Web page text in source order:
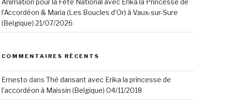
l’Accordéon & Maria (Les Boucles d’Or) à Vaux-sur-Sure
(Belgique) 21/07/2026
COMMENTAIRES RÉCENTS
Ernesto dans Thé dansant avec Erika la princesse de
l’accordéon à Maissin (Belgique) 04/11/2018